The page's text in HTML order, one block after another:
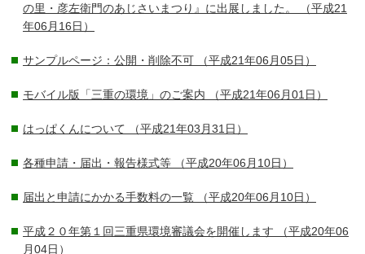
の里・彦左衛門のあじさいまつり』に出展しました。
（平成21
年06月16日）
サンプルページ：公開・削除不可 （平成21年06月05日）
モバイル版「三重の環境」のご案内 （平成21年06月01日）
はっぱくんについて （平成21年03月31日）
各種申請・届出・報告様式等 （平成20年06月10日）
届出と申請にかかる手数料の一覧 （平成20年06月10日）
平成２０年第１回三重県環境審議会を開催します （平成20年06
月04日）